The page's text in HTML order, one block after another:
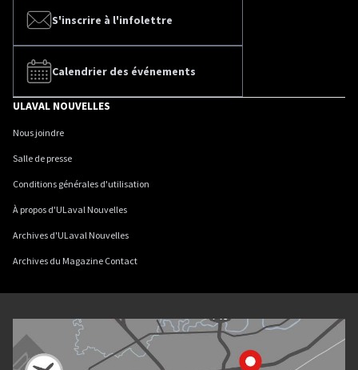
S'inscrire à l'infolettre
Calendrier des événements
ULAVAL NOUVELLES
Nous joindre
Salle de presse
Conditions générales d'utilisation
À propos d'ULaval Nouvelles
Archives d'ULaval Nouvelles
Archives du Magazine Contact